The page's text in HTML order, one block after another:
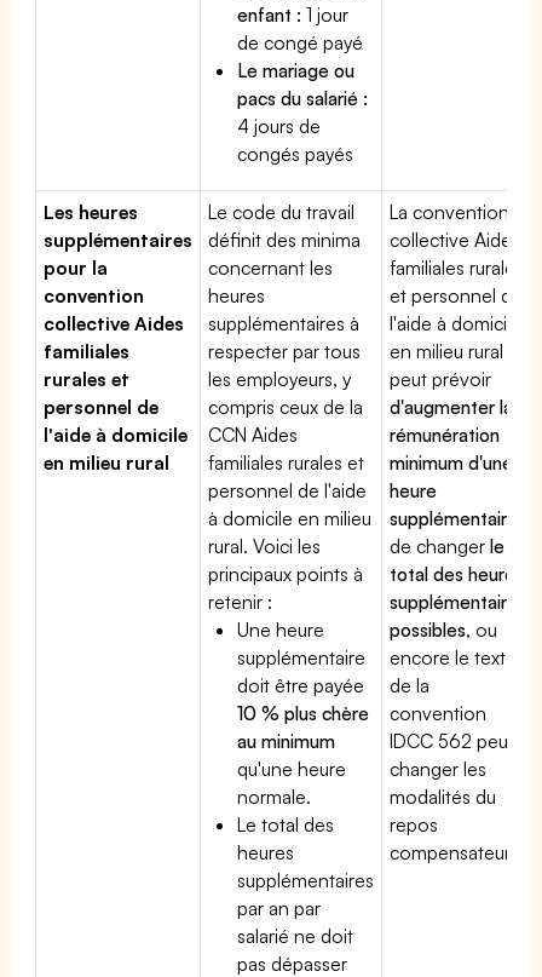
enfant : 1 jour
de congé payé
Le mariage ou
pacs du salarié :
4 jours de
congés payés
Les heures
supplémentaires
pour la
convention
collective Aides
familiales
rurales et
personnel de
l'aide à domicile
en milieu rural
Le code du travail
définit des minima
concernant les
heures
supplémentaires à
respecter par tous
les employeurs, y
compris ceux de la
CCN Aides
familiales rurales et
personnel de l'aide
à domicile en milieu
rural. Voici les
principaux points à
retenir :
Une heure
supplémentaire
doit être payée
10 % plus chère
au minimum
qu'une heure
normale.
Le total des
heures
supplémentaires
par an par
salarié ne doit
pas dépasser
La convention
collective Aides
familiales rurales
et personnel de
l'aide à domicile
en milieu rural
peut prévoir
d'augmenter la
rémunération
minimum d'une
heure
supplémentaire
de changerle
total des heures
supplémentaires
possibles, ou
encore le texte
de la
convention
IDCC 562 peut
changer les
modalités du
repos
compensateur.